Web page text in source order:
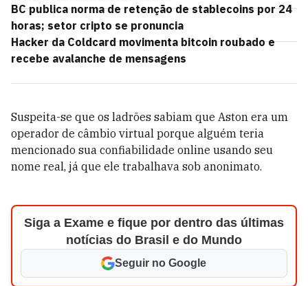
BC publica norma de retenção de stablecoins por 24
horas; setor cripto se pronuncia
Hacker da Coldcard movimenta bitcoin roubado e
recebe avalanche de mensagens
Suspeita-se que os ladrões sabiam que Aston era um
operador de câmbio virtual porque alguém teria
mencionado sua confiabilidade online usando seu
nome real, já que ele trabalhava sob anonimato.
Siga a Exame e fique por dentro das últimas
notícias do Brasil e do Mundo
Seguir no Google